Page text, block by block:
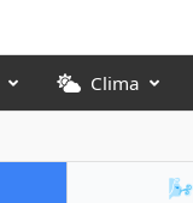
Clima
🌬️